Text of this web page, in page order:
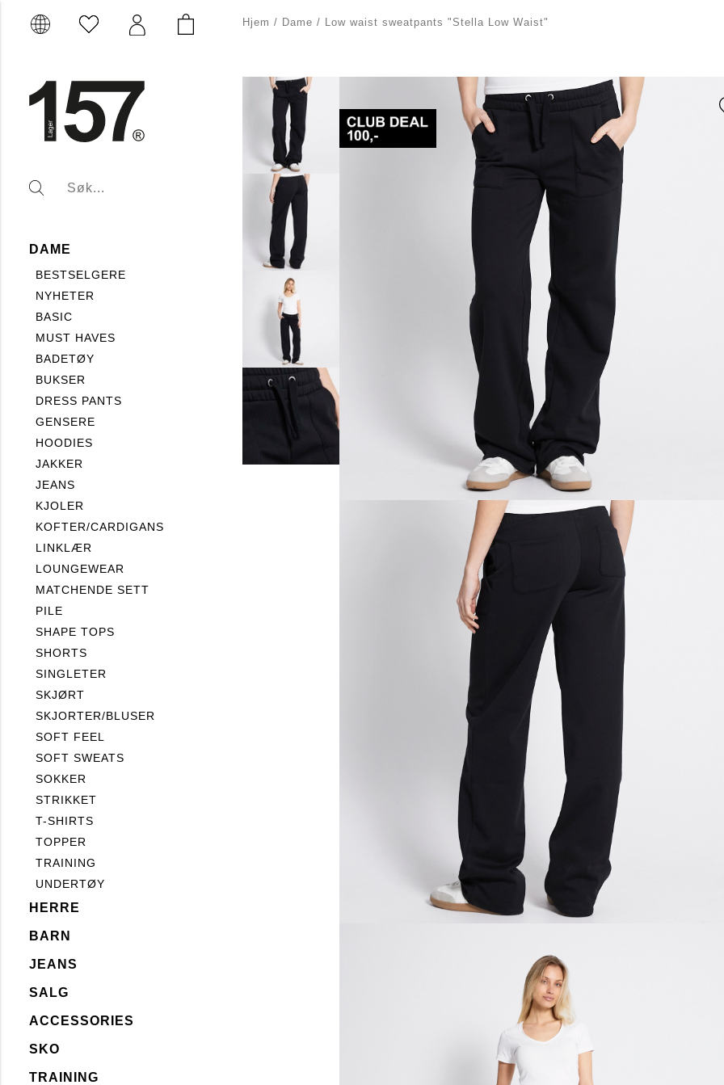
DAME
BESTSELGERE
NYHETER
BASIC
MUST HAVES
BADETØY
BUKSER
DRESS PANTS
GENSERE
HOODIES
JAKKER
JEANS
KJOLER
KOFTER/CARDIGANS
LINKLÆR
LOUNGEWEAR
MATCHENDE SETT
PILE
SHAPE TOPS
SHORTS
SINGLETER
SKJØRT
SKJORTER/BLUSER
SOFT FEEL
SOFT SWEATS
SOKKER
STRIKKET
T-SHIRTS
TOPPER
TRAINING
UNDERTØY
HERRE
BARN
JEANS
SALG
ACCESSORIES
SKO
TRAINING
Hjem / Dame / Low waist sweatpants "Stella Low Waist"